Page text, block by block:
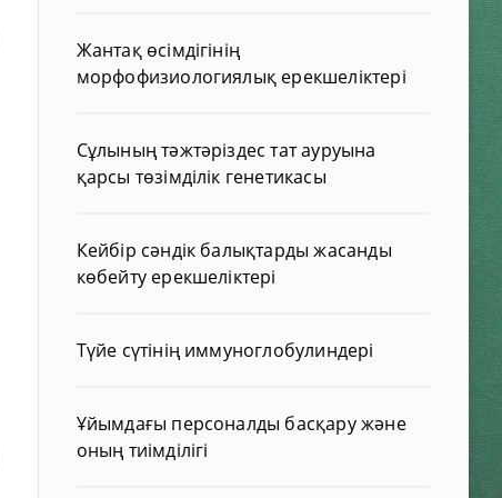
Жантақ өсімдігінің
морфофизиологиялық ерекшеліктері
Сұлының тәжтәріздес тат ауруына
қарсы төзімділік генетикасы
Кейбір сәндік балықтарды жасанды
көбейту ерекшеліктері
Түйе сүтінің иммуноглобулиндері
Ұйымдағы персоналды басқару және
оның тиімділігі